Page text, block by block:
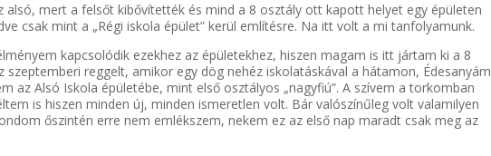
alsó, mert a felsőt kibővítették és mind a 8 osztály ott kapott helyet egy épületen
csak mint a „Régi iskola épület” kerül említésre. Na itt volt a mi tanfolyamunk.
kapcsolódik ezekhez az épületekhez, hiszen magam is itt jártam ki a 8
reggelt, amikor egy dög nehéz iskolatáskával a hátamon, Édesanyám
az Alsó Iskola épületébe, mint első osztályos „nagyfiú”. A szívem a torkomban
is hiszen minden új, minden ismeretlen volt. Bár valószínűleg volt valamilyen
őszintén erre nem emlékszem, nekem ez az első nap maradt csak meg az